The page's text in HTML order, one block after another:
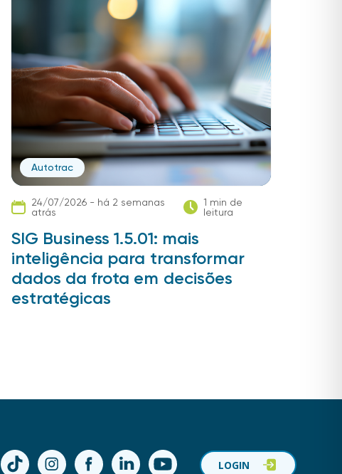
Autotrac
24/07/2026 - há 2 semanas
atrás
1 min de
leitura
SIG Business 1.5.01: mais
inteligência para transformar
dados da frota em decisões
estratégicas
TikTok InstagramFacebookLinkedInYouTube
LOGIN